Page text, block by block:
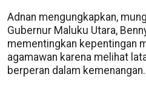
Adnan mengungkapkan,
Gubernur Maluku Utara,
mementingkan kepentingan
agamawan karena melihat
berperan dalam kemenangan.